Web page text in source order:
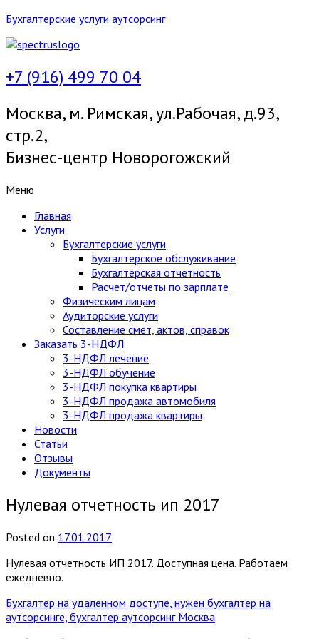
Бухгалтерские услуги аутсорсинг
+7 (916) 499 70 04
Москва, м. Римская, ул.Рабочая, д.93,
стр.2,
Бизнес-центр Новорогожский
Меню
Главная
Услуги
Бухгалтерские услуги
Бухгалтерское обслуживание
Бухгалтерская отчетность
Расчет/отчеты по зарплате
Физическим лицам
Аудиторские услуги
Составление смет, актов, справок
Заказать 3-НДФЛ
3-НДФЛ лечение
3-НДФЛ обучение
3-НДФЛ покупка квартиры
3-НДФЛ продажа автомобиля
3-НДФЛ продажа квартиры
Новости
Статьи
Отзывы
Документы
Нулевая отчетность ип 2017
Posted on 17.01.2017
Нулевая отчетность ИП 2017. Доступная цена. Работаем
ежедневно.
Бухгалтер на удаленном доступе, нужен бухгалтер на
аутсорсинге, бухгалтер аутсорсинг Москва